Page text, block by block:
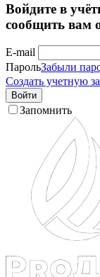
Войдите в
сообщить вам
E-mail
ПарольЗабыли
Создать учетную
Войти
Запомнить